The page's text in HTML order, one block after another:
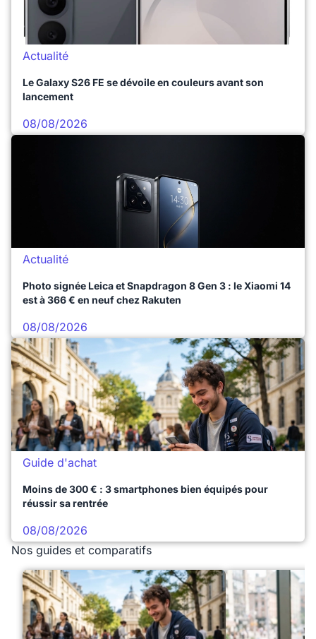
Actualité
Le Galaxy S26 FE se dévoile en couleurs avant son
lancement
08/08/2026
Actualité
Photo signée Leica et Snapdragon 8 Gen 3 : le Xiaomi 14
est à 366 € en neuf chez Rakuten
08/08/2026
Guide d'achat
Moins de 300 € : 3 smartphones bien équipés pour
réussir sa rentrée
08/08/2026
Nos guides et comparatifs